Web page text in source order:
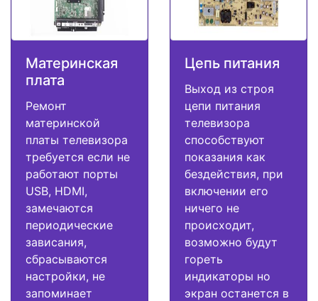
Материнская
плата
Ремонт
материнской
платы телевизора
требуется если не
работают порты
USB, HDMI,
замечаются
периодические
зависания,
сбрасываются
настройки, не
запоминает
Цепь питания
Выход из строя
цепи питания
телевизора
способствуют
показания как
бездействия, при
включении его
ничего не
происходит,
возможно будут
гореть
индикаторы но
экран останется в